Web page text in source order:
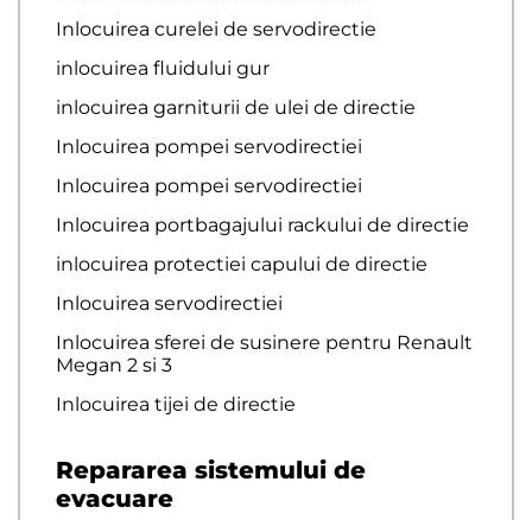
Inlocuirea curelei de servodirectie
inlocuirea fluidului gur
inlocuirea garniturii de ulei de directie
Inlocuirea pompei servodirectiei
Inlocuirea pompei servodirectiei
Inlocuirea portbagajului rackului de directie
inlocuirea protectiei capului de directie
Inlocuirea servodirectiei
Inlocuirea sferei de susinere pentru Renault
Megan 2 si 3
Inlocuirea tijei de directie
Repararea sistemului de
evacuare